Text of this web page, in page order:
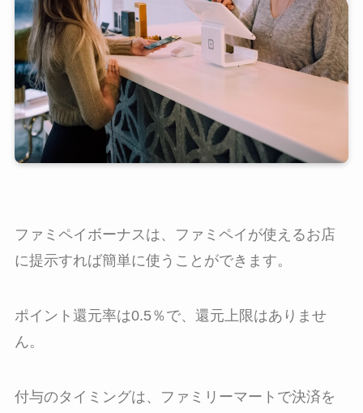
ファミペイボーナスは、ファミペイが使えるお店
に提示すれば簡単に使うことができます。
ポイント還元率は0.5％で、還元上限はありませ
ん。
付与のタイミングは、ファミリーマートで決済を